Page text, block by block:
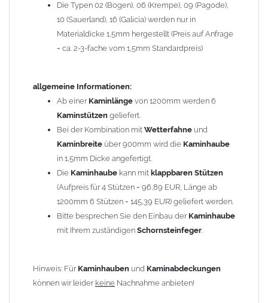
Zum Bild vergößern, bitte auf das Bild klicken!
Die Typen 02 (Bogen), 06 (Krempe), 09 (Pagode),
10 (Sauerland), 16 (Galicia) werden nur in
Materialdicke 1,5mm hergestellt (Preis auf Anfrage
= ca. 2-3-fache vom 1,5mm Standardpreis)
allgemeine Informationen:
Ab einer Kaminlänge von 1200mm werden 6
Kaminstützen geliefert.
Bei der Kombination mit Wetterfahne und
Kaminbreite über 900mm wird die Kaminhaube
in 1,5mm Dicke angefertigt.
Die Kaminhaube kann mit klappbaren Stützen
(Aufpreis für 4 Stützen = 96,89 EUR, Länge ab
1200mm 6 Stützen = 145,39 EUR) geliefert werden.
Bitte besprechen Sie den Einbau der Kaminhaube
mit Ihrem zuständigen Schornsteinfeger.
Hinweis: Für Kaminhauben und Kaminabdeckungen
können wir leider keine Nachnahme anbieten!